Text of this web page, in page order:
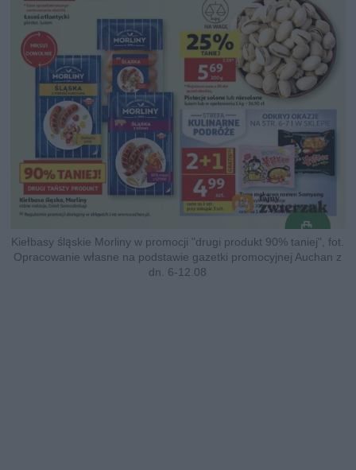
Kiełbasy śląskie Morliny w promocji "drugi produkt 90% taniej", fot.
Opracowanie własne na podstawie gazetki promocyjnej Auchan z
dn. 6-12.08